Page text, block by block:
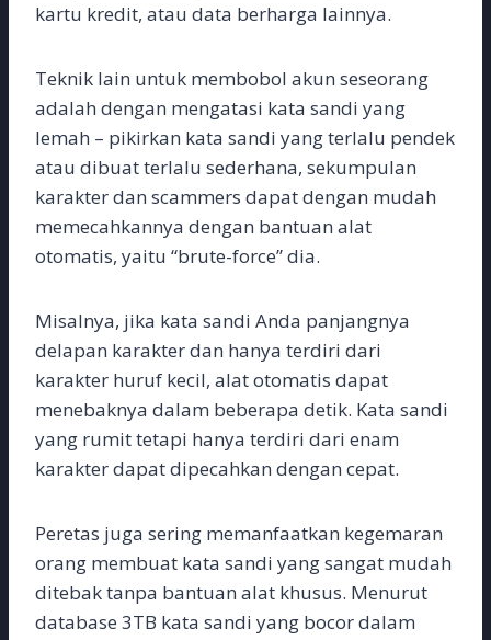
kartu kredit, atau data berharga lainnya.
Teknik lain untuk membobol akun seseorang
adalah dengan mengatasi kata sandi yang
lemah – pikirkan kata sandi yang terlalu pendek
atau dibuat terlalu sederhana, sekumpulan
karakter dan scammers dapat dengan mudah
memecahkannya dengan bantuan alat
otomatis, yaitu “brute-force” dia.
Misalnya, jika kata sandi Anda panjangnya
delapan karakter dan hanya terdiri dari
karakter huruf kecil, alat otomatis dapat
menebaknya dalam beberapa detik. Kata sandi
yang rumit tetapi hanya terdiri dari enam
karakter dapat dipecahkan dengan cepat.
Peretas juga sering memanfaatkan kegemaran
orang membuat kata sandi yang sangat mudah
ditebak tanpa bantuan alat khusus. Menurut
database 3TB kata sandi yang bocor dalam